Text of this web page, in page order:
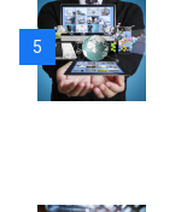
5